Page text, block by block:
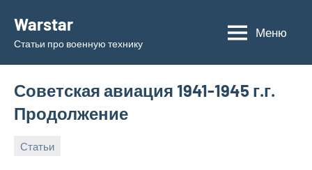
содержимому
Warstar
Статьи про военную технику
Меню
Советская авиация 1941-1945 г.г.
Продолжение
Статьи